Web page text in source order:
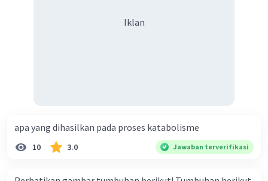
Iklan
apa yang dihasilkan pada proses katabolisme
10 3.0 Jawaban terverifikasi